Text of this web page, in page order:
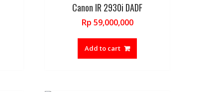
Canon IR 2930i DADF
Rp 59,000,000
Add to cart